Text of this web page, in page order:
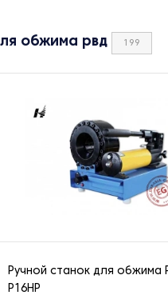
обжима рвд 199
Ручной станок для обжима
P16HP